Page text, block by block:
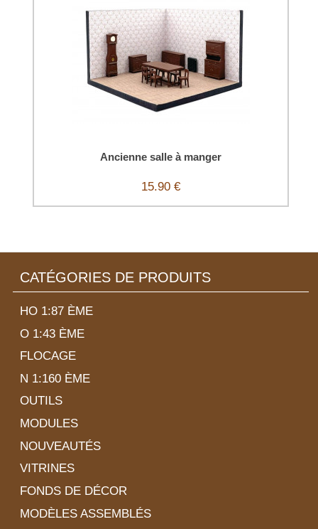
Ancienne salle à manger
15.90 €
CATÉGORIES DE PRODUITS
HO 1:87 ÈME
O 1:43 ÈME
FLOCAGE
N 1:160 ÈME
OUTILS
MODULES
NOUVEAUTÉS
VITRINES
FONDS DE DÉCOR
MODÈLES ASSEMBLÉS